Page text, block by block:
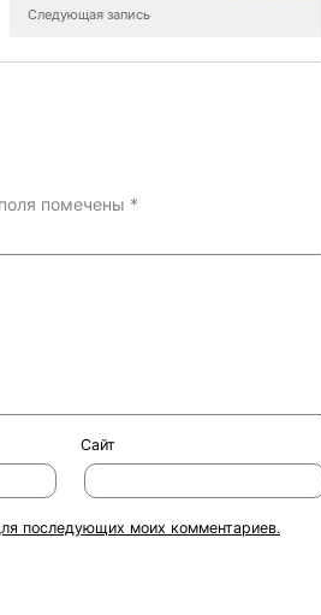
Следующая запись
помечены *
Сайт
последующих моих комментариев.